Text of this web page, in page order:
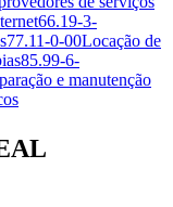
66.19-3-
77.11-0-00Locação de
85.99-6-
e manutenção